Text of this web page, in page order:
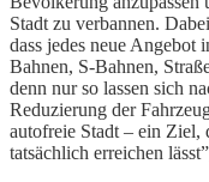
Stadt zu verbannen.
dass jedes neue Angebot
Bahnen, S-Bahnen,
denn nur so lassen sich
Reduzierung der
autofreie Stadt – ein Ziel,
tatsächlich erreichen